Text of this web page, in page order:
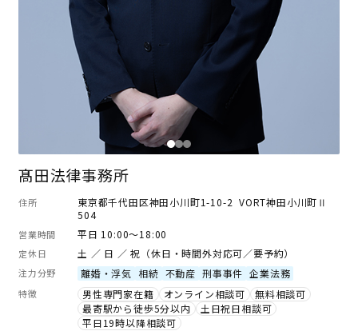
髙田法律事務所
住所
東京都千代田区神田小川町1-10-2 VORT神田小川町Ⅱ
504
営業時間 平日 10:00～18:00
定休日 土 ／ 日 ／ 祝（休日・時間外対応可／要予約）
注力分野 離婚・浮気 相続 不動産 刑事事件 企業法務
特徴 男性専門家在籍 オンライン相談可
無料相談可
最寄駅から徒歩5分以内
土日祝日相談可
平日19時以降相談可